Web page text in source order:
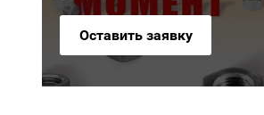
Оставить заявку